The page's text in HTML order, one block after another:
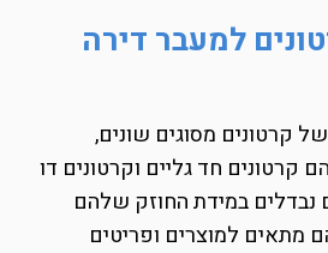
למעבר דירה
קרטונים מסוגים שונים,
קרטונים חד גליים וקרטונים דו
נבדלים במידת החוזק שלהם
מתאים למוצרים ופריטים